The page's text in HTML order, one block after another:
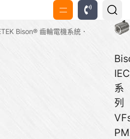
Bison® 齒輪電機系統
系
列